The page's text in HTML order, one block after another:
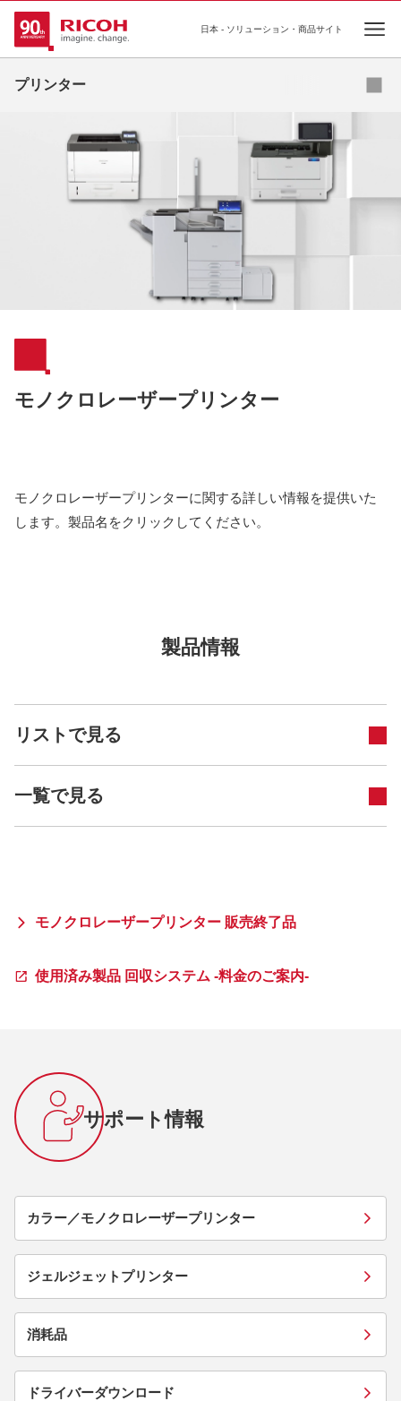
日本 - ソリューション・商品サイト
プリンター
カラーレーザープリンター
ジェルジェットプリンター
プリンター複合機
モノクロレーザープリンター
モノクロレーザープリンターに関する詳しい情報を提供いた
します。 製品名をクリックしてください。
製品情報
リストで見る
一覧で見る
モノクロレーザープリンター 販売終了品
使用済み製品 回収システム -料金のご案内-
サポート情報
カラー／モノクロレーザープリンター
ジェルジェットプリンター
消耗品
ドライバーダウンロード